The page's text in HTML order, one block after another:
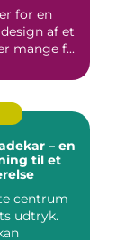
for en
af et
mange f...
– en
til et
centrum
udtryk.